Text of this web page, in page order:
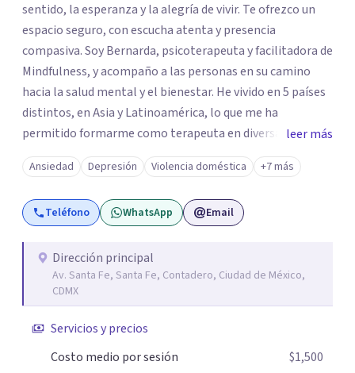
sentido, la esperanza y la alegría de vivir. Te ofrezco un
espacio seguro, con escucha atenta y presencia
compasiva. Soy Bernarda, psicoterapeuta y facilitadora de
Mindfulness, y acompaño a las personas en su camino
hacia la salud mental y el bienestar. He vivido en 5 países
distintos, en Asia y Latinoamérica, lo que me ha
permitido formarme como terapeuta en diversas
técnicas e idiomas y trabajar con personas de un amplio
espectro de culturas, historias y profesiones. Al ser
promotora de Mindfulness como habilitador para una
vida más satisfactoria, mi proceso de psicoterapia se
para explorar tus procesos mentales y emocionales con
mayor claridad, perspectiva y amabilidad.
leer más
Ansiedad Depresión Violencia doméstica +7 más
Teléfono WhatsApp Email
Dirección principal
Av. Santa Fe, Santa Fe, Contadero, Ciudad de México,
CDMX
Servicios y precios
Costo medio por sesión
$1,500